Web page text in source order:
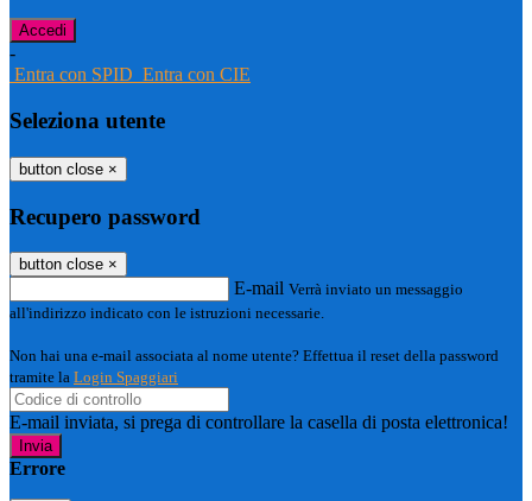
-
Entra con SPID Entra con CIE
Seleziona utente
button close ×
Recupero password
button close ×
E-mail Verrà inviato un messaggio
all'indirizzo indicato con le istruzioni necessarie.
Non hai una e-mail associata al nome utente? Effettua il reset della password
tramite la Login Spaggiari
E-mail inviata, si prega di controllare la casella di posta elettronica!
Errore